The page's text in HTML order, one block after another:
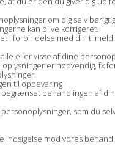
om dig selv
kan blive korrigeret.
i forbindelse med din
eller visse af dine
er nødvendig, fx
til opbevaring
behandlingen af
som du
indsigelse mod vores